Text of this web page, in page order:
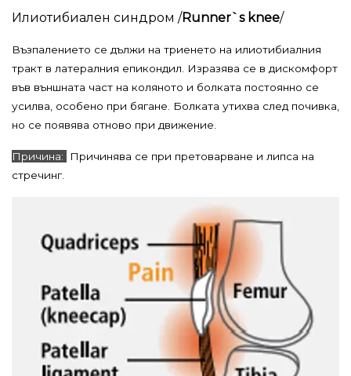
Илиотибиален синдром /Runner`s knee/
Възпалението се дължи на триенето на илиотибиалния
тракт в латералния епикондил. Изразява се в дискомфорт
във външната част на коляното и болката постоянно се
усилва, особено при бягане. Болката утихва след почивка,
но се появява отново при движение.
Причина:
Причинява се при претоварване и липса на
стречинг.